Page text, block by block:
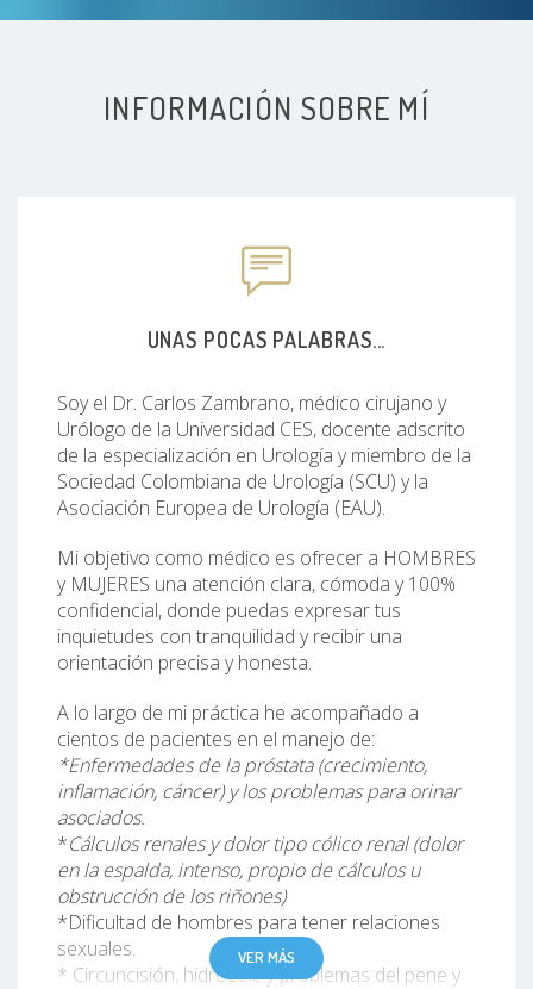
INFORMACIÓN SOBRE MÍ
UNAS POCAS PALABRAS...
Soy el Dr. Carlos Zambrano, médico cirujano y
Urólogo de la Universidad CES, docente adscrito
de la especialización en Urología y miembro de la
Sociedad Colombiana de Urología (SCU) y la
Asociación Europea de Urología (EAU).
Mi objetivo como médico es ofrecer a HOMBRES
y MUJERES una atención clara, cómoda y 100%
confidencial, donde puedas expresar tus
inquietudes con tranquilidad y recibir una
orientación precisa y honesta.
A lo largo de mi práctica he acompañado a
cientos de pacientes en el manejo de:
*Enfermedades de la próstata (crecimiento,
inflamación, cáncer) y los problemas para orinar
asociados.
*Cálculos renales y dolor tipo cólico renal (dolor
en la espalda, intenso, propio de cálculos u
obstrucción de los riñones)
*Dificultad de hombres para tener relaciones
sexuales.
* Circuncisión, hidrocele y problemas del pene y
VER MÁS